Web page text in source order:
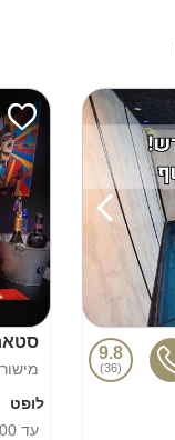
9.8
36
לופט
עד